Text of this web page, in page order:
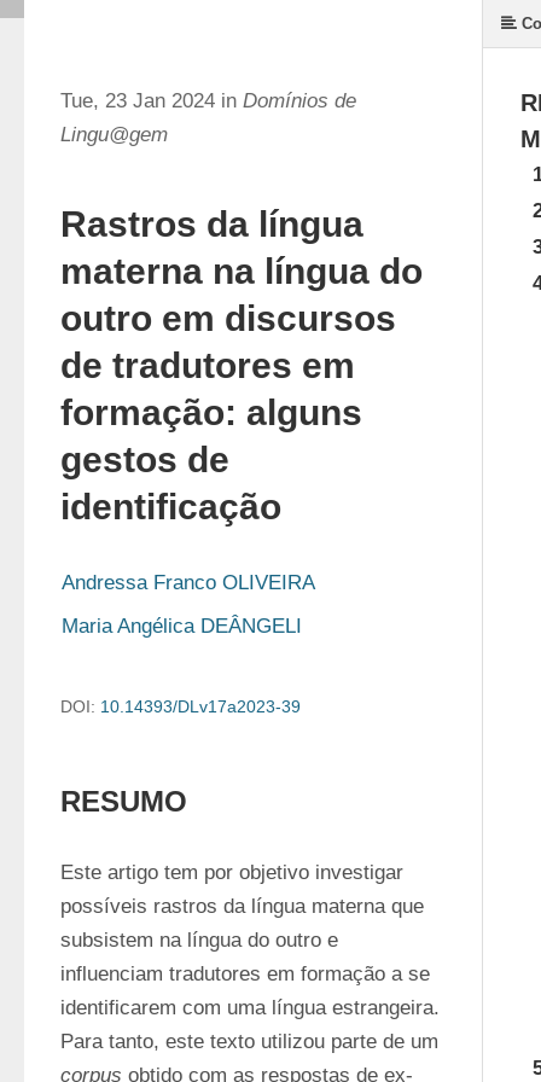
Tue, 23 Jan 2024 in Domínios de
Lingu@gem
Rastros da língua
materna na língua do
outro em discursos
de tradutores em
formação: alguns
gestos de
identificação
Andressa Franco OLIVEIRA
Maria Angélica DEÂNGELI
DOI: 10.14393/DLv17a2023-39
RESUMO
Este artigo tem por objetivo investigar
possíveis rastros da língua materna que
subsistem na língua do outro e
influenciam tradutores em formação a se
identificarem com uma língua estrangeira.
corpus obtido com as respostas de ex-